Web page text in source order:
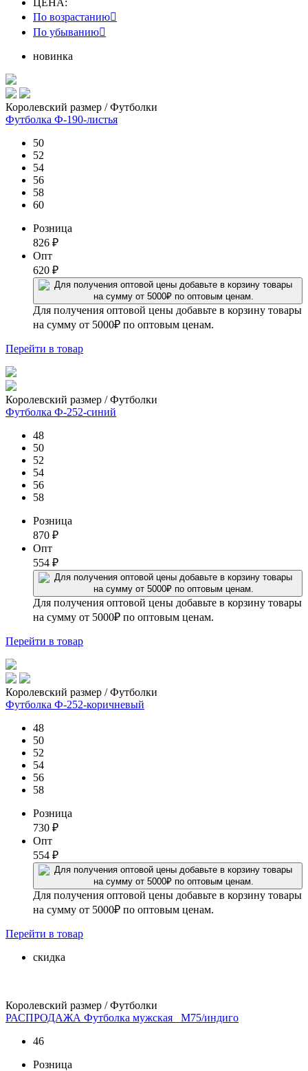
По возрастанию
По убыванию
новинка
Королевский размер / Футболки
Футболка Ф-190-листья
50
52
54
56
58
60
Розница
826 ₽
Опт
620 ₽
Для получения оптовой цены добавьте в корзину товары
на сумму от 5000₽ по оптовым ценам.
Перейти в товар
Королевский размер / Футболки
Футболка Ф-252-синий
48
50
52
54
56
58
Розница
870 ₽
Опт
554 ₽
Для получения оптовой цены добавьте в корзину товары
на сумму от 5000₽ по оптовым ценам.
Перейти в товар
Королевский размер / Футболки
Футболка Ф-252-коричневый
48
50
52
54
56
58
Розница
730 ₽
Опт
554 ₽
Для получения оптовой цены добавьте в корзину товары
на сумму от 5000₽ по оптовым ценам.
Перейти в товар
скидка
Королевский размер / Футболки
РАСПРОДАЖА Футболка мужская _М75/индиго
46
Розница